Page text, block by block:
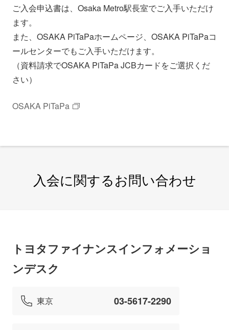
ご入会申込書は、Osaka Metro駅長室でご入手いただけ
ます。
また、OSAKA PiTaPaホームページ、OSAKA PiTaPaコ
ールセンターでもご入手いただけます。
（資料請求でOSAKA PiTaPa JCBカードをご選択くだ
さい）
OSAKA PiTaPa
入会に関するお問い合わせ
トヨタファイナンスインフォメーショ
ンデスク
東京 03-5617-2290